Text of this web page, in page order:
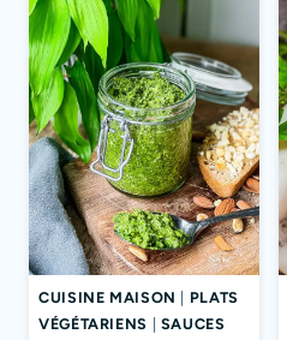
CUISINE MAISON
PLATS
VÉGÉTARIENS
SAUCES